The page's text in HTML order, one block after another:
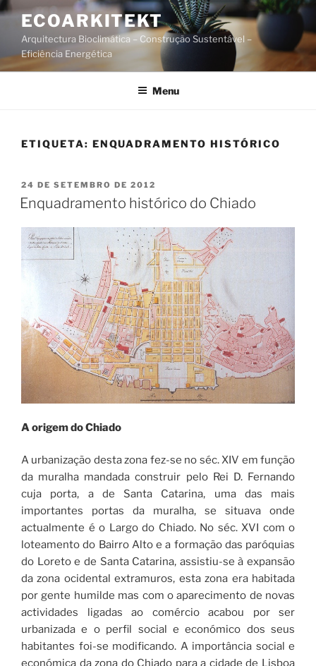
Saltar
conteúdo
ECOARKITEKT
Arquitectura Bioclimática – Construção Sustentável –
Eficiência Energética
Menu
ETIQUETA: ENQUADRAMENTO HISTÓRICO
PUBLICADO
EM
24 DE SETEMBRO DE 2012
Enquadramento histórico do Chiado
A origem do Chiado
A urbanização desta zona fez-se no séc. XIV em função
da muralha mandada construir pelo Rei D. Fernando
cuja porta, a de Santa Catarina, uma das mais
importantes portas da muralha, se situava onde
actualmente é o Largo do Chiado. No séc. XVI com o
loteamento do Bairro Alto e a formação das paróquias
do Loreto e de Santa Catarina, assistiu-se à expansão
da zona ocidental extramuros, esta zona era habitada
por gente humilde mas com o aparecimento de novas
actividades ligadas ao comércio acabou por ser
urbanizada e o perfil social e económico dos seus
habitantes foi-se modificando. A importância social e
económica da zona do Chiado para a cidade de Lisboa